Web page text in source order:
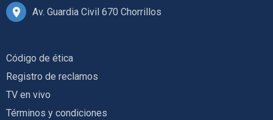
Av. Guardia Civil 670 Chorrillos
Código de ética
Registro de reclamos
TV en vivo
Términos y condiciones